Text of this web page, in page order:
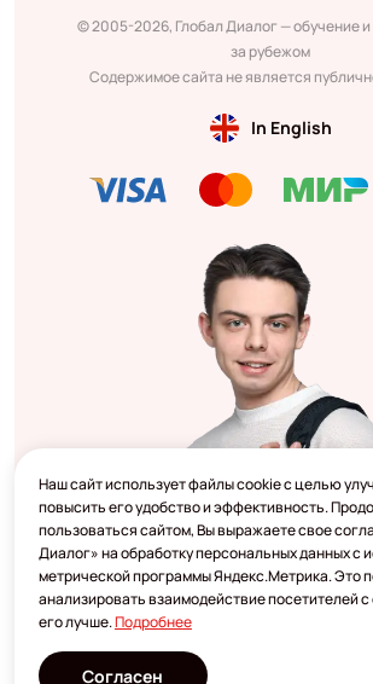
© 2005-2026, Глобал Диалог — обучение
за рубежом
Содержимое сайта не является
In English
Наш сайт использует файлы cookie с целью
повысить его удобство и эффективность.
пользоваться сайтом, Вы выражаете свое
Диалог» на обработку персональных данных с
метрической программы Яндекс.Метрика. Это
анализировать взаимодействие посетителей с
его лучше.Подробнее
Согласен